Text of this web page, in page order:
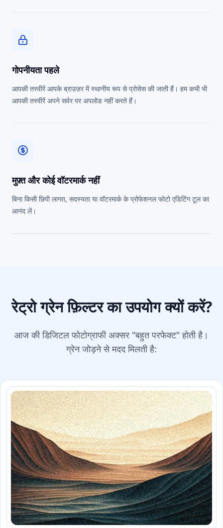
गोपनीयता पहले
आपकी तस्वीरें आपके ब्राउज़र में स्थानीय रूप से प्रोसेस की जाती हैं। हम कभी भी
आपकी तस्वीरें अपने सर्वर पर अपलोड नहीं करते हैं।
मुफ़्त और कोई वॉटरमार्क नहीं
बिना किसी छिपी लागत, सदस्यता या वॉटरमार्क के प्रोफेशनल फोटो एडिटिंग टूल का
आनंद लें।
रेट्रो ग्रेन फ़िल्टर का उपयोग क्यों करें?
आज की डिजिटल फोटोग्राफी अक्सर "बहुत परफेक्ट" होती है।
ग्रेन जोड़ने से मदद मिलती है: